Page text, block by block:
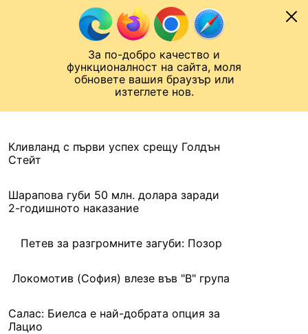
За по-добро качество и
функционалност на сайта, моля
обновете вашия браузър или
изтеглете нов.
Към съдържанието
Лига на Конференциите
Кливланд с първи успех срещу Голдън
Стейт
Шарапова губи 50 млн. долара заради
2-годишното наказание
Петев за разгромните загуби: Позор
Локомотив (София) влезе във "В" група
Салас: Биелса е най-добрата опция за
Лацио